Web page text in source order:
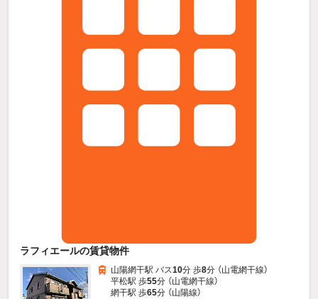
ラフィエールの賃貸物件
山陽網干駅 バス10分 歩8分 （山電網干線）
平松駅 歩55分 （山電網干線）
網干駅 歩65分 （山陽線）